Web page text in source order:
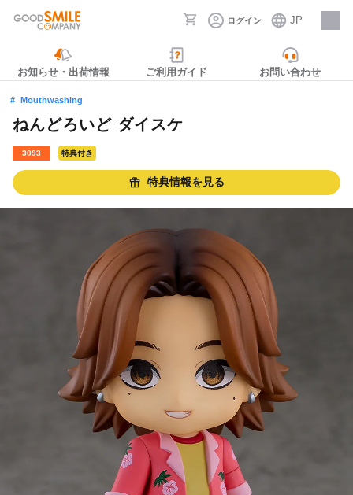
ログイン JP
採用情報
お知らせ・出荷情報 ご利用ガイド お問い合わせ
Mouthwashing
ねんどろいど ダイスケ
3093 特典付き
特典情報を見る